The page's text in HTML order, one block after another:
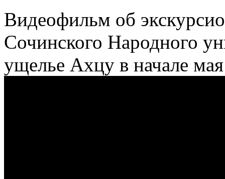
Видеофильм об
Сочинского Народного
ущелье Ахцу в начале